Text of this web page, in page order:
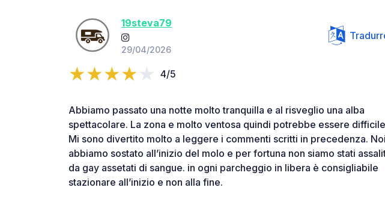
19steva79
29/04/2026
4/5
Abbiamo passato una notte molto tranquilla e al risveglio una alba
spettacolare. La zona e molto ventosa quindi potrebbe essere
Mi sono divertito molto a leggere i commenti scritti in precedenza. Noi
abbiamo sostato all’inizio del molo e per fortuna non siamo stati
da gay assetati di sangue. in ogni parcheggio in libera è consigliabile
stazionare all’inizio e non alla fine.